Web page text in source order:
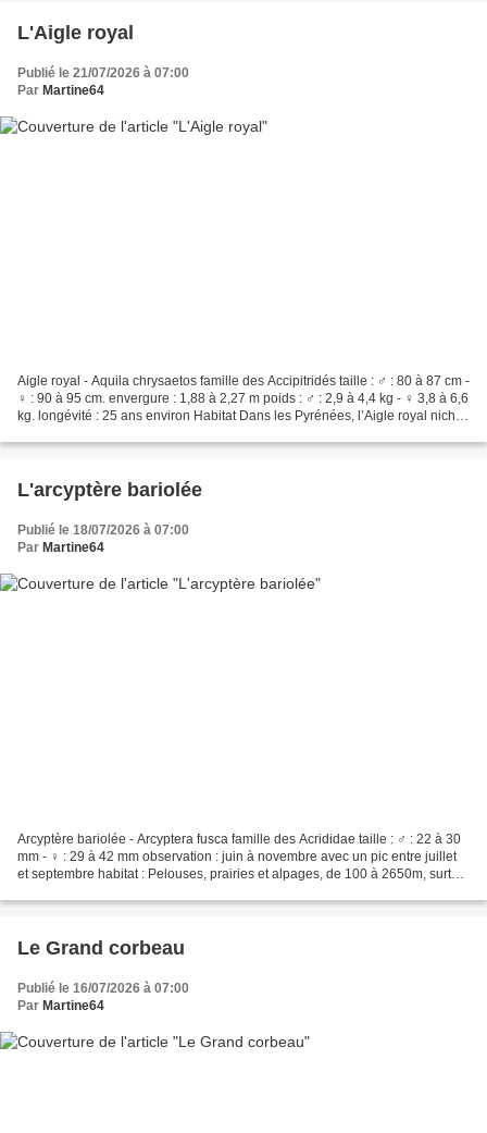
L'Aigle royal
Publié le 21/07/2026 à 07:00
Par Martine64
Aigle royal - Aquila chrysaetos famille des Accipitridés taille : ♂ : 80 à 87 cm -
♀ : 90 à 95 cm. envergure : 1,88 à 2,27 m poids : ♂ : 2,9 à 4,4 kg - ♀ 3,8 à 6,6
kg. longévité : 25 ans environ Habitat Dans les Pyrénées, l’Aigle royal niche
L'arcyptère bariolée
Publié le 18/07/2026 à 07:00
Par Martine64
Arcyptère bariolée - Arcyptera fusca famille des Acrididae taille : ♂ : 22 à 30
mm - ♀ : 29 à 42 mm observation : juin à novembre avec un pic entre juillet
et septembre habitat : Pelouses, prairies et alpages, de 100 à 2650m, surtout
Le Grand corbeau
Publié le 16/07/2026 à 07:00
Par Martine64